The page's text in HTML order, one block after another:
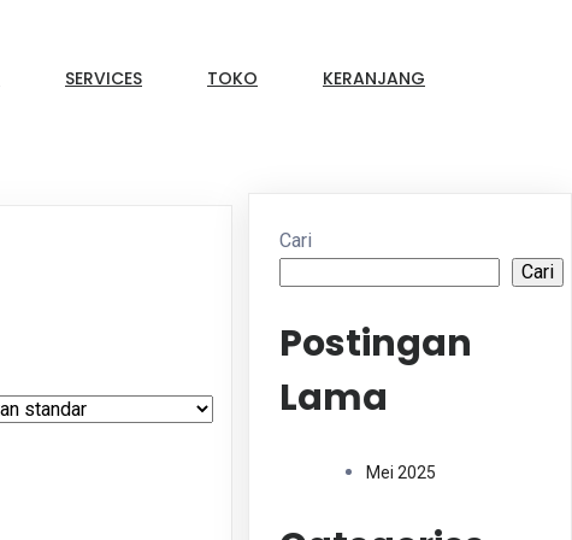
SERVICES TOKO KERANJANG
Cari
Cari
Postingan
Lama
Mei 2025